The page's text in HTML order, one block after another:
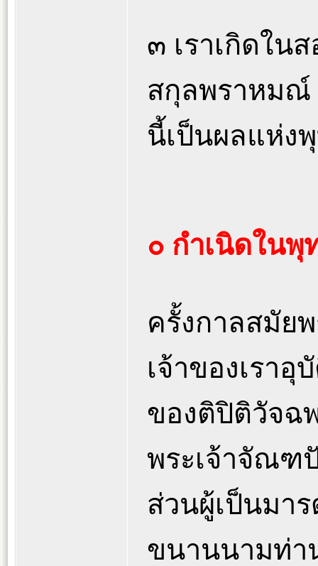
๓ เราเกิดใน
สกุลพราหมณ์
นี้เป็นผลแห่ง
๐ กำเนิดในพุ
ครั้งกาลสมัย
เจ้าของเรา
ของติปิติวัจฉ
พระเจ้าจัณฑ
ส่วนผู้เป็นมา
ขนานนามท่า